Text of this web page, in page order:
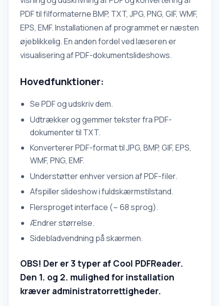
PDF til filformaterne BMP, TXT, JPG, PNG, GIF, WMF,
EPS, EMF. Installationen af programmet er næsten
øjeblikkelig. En anden fordel ved læseren er
visualisering af PDF-dokumentslideshows.
Hovedfunktioner:
Se PDF og udskriv dem.
Udtrækker og gemmer tekster fra PDF-
dokumenter til TXT.
Konverterer PDF-format til JPG, BMP, GIF, EPS,
WMF, PNG, EMF.
Understøtter enhver version af PDF-filer.
Afspiller slideshow i fuldskærmstilstand.
Flersproget interface (~ 68 sprog).
Ændrer størrelse.
Sidebladvendning på skærmen.
OBS! Der er 3 typer af Cool PDFReader.
Den 1. og 2. mulighed for installation
kræver administratorrettigheder.